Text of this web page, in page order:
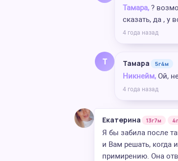
Тамара, ?
сказать, да , у
4 года назад
Т Тамара 5г4м
Никнейм, Ой,
4 года назад
Екатерина 13г7м
Я бы забила после
и Вам решать, когда
примирению. Она